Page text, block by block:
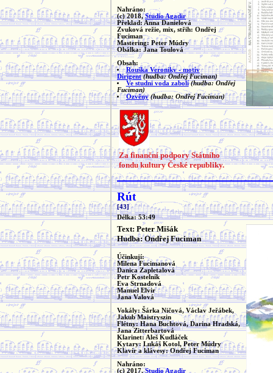
Nahráno:
(c) 2018,Studio Agadir
Překlad: Anna Danielová
Zvuková režie, mix, střih: Ondřej
Fuciman
Mastering: Peter Múdry
Obálka: Jana Toulová
Obsah:
Rouška Veroniky - motiv
Dirigent (hudba: Ondřej Fuciman)
Ve studni voda zabolí (hudba: Ondřej
Fuciman)
Ozvěny (hudba: Ondřej Fuciman)
Za finanční podpory Státního
fondu kultury České republiky.
Rút
[43]
Délka: 53:49
Text: Peter Mišák
Hudba: Ondřej Fuciman
Účinkují:
Milena Fucimanová
Danica Zapletalová
Petr Kostelník
Eva Strnadová
Manuel Elvir
Jana Valová
Vokály: Šárka Ničová, Václav Jeřábek,
Jakub Maistryszin
Flétny: Hana Buchtová, Darina Hradská,
Jana Zitterbartová
Klarinet: Aleš Kudláček
Kytary: Lukáš Kotol, Peter Múdry
Klavír a klávesy: Ondřej Fuciman
Nahráno:
(c) 2017,Studio Agadir